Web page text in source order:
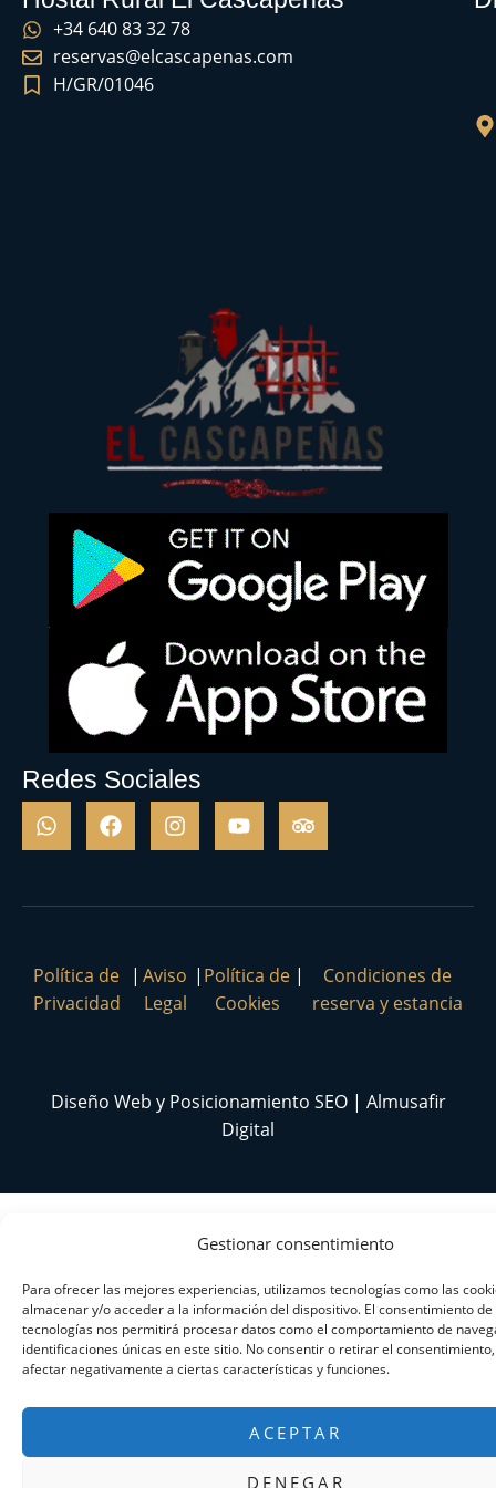
Gestionar consentimiento
Para ofrecer las mejores experiencias, utilizamos tecnologías como las
almacenar y/o acceder a la información del dispositivo. El consentimiento de
tecnologías nos permitirá procesar datos como el comportamiento de
identificaciones únicas en este sitio. No consentir o retirar el
afectar negativamente a ciertas características y funciones.
ACEPTAR
DENEGAR
+34 640 83 32 78
reservas@elcascapenas.com
H/GR/01046
Redes Sociales
Política de
Privacidad
| Aviso
Legal
| Política de
Cookies
|
Condiciones de
reserva y estancia
Diseño Web y Posicionamiento SEO | Almusafir
Digital